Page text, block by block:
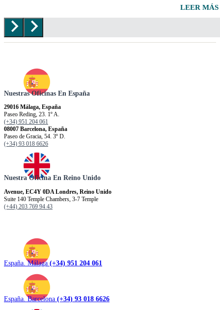
LEER
Nuestras Oficinas En España
29016 Málaga, España
Paseo Reding, 23. 1º A.
(+34) 951 204 061
08007 Barcelona, España
Paseo de Gracia, 54. 3º D.
(+34) 93 018 6626
Nuestra Oficina En Reino Unido
Avenue, EC4Y 0DA Londres, Reino Unido
Suite 140 Temple Chambers, 3-7 Temple
(+44) 203 769 94 43
España. Málaga (+34) 951 204 061
España. Barcelona (+34) 93 018 6626